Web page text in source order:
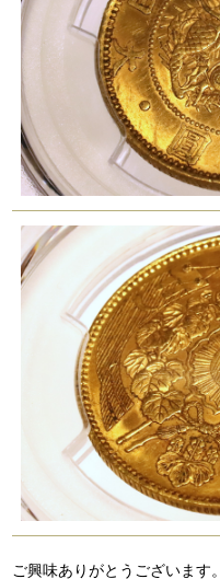
ご興味ありがとうございます。